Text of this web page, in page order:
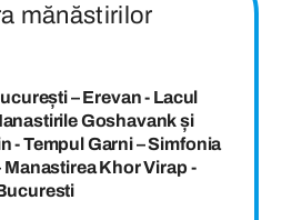
mănăstirilor
– Erevan - Lacul
Goshavank și
- Tempul Garni – Simfonia
Manastirea Khor Virap -